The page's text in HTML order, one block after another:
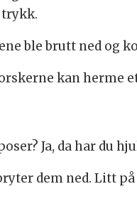
trykk.
ble brutt ned og
kan herme
Ja, da har du
dem ned. Litt